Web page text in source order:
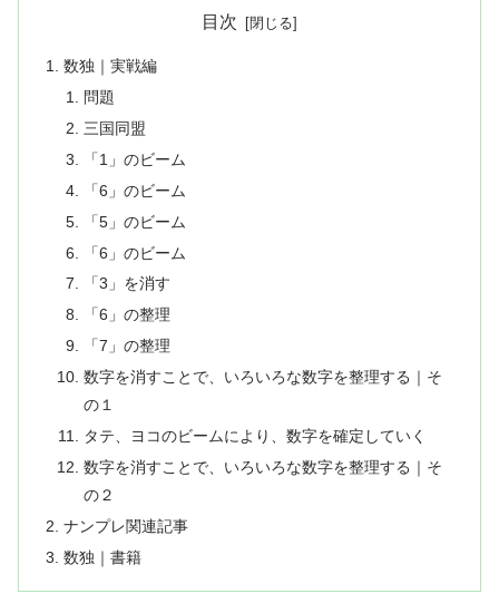
目次
数独｜実戦編
問題
三国同盟
「1」のビーム
「6」のビーム
「5」のビーム
「6」のビーム
「3」を消す
「6」の整理
「7」の整理
数字を消すことで、いろいろな数字を整理する｜そ
の１
タテ、ヨコのビームにより、数字を確定していく
数字を消すことで、いろいろな数字を整理する｜そ
の２
ナンプレ関連記事
数独｜書籍